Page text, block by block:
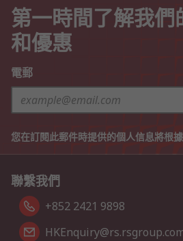
第一時間了解我們
和優惠
電郵
您在訂閱此郵件時提供的個人信息將根
聯繫我們
+852 2421 9898